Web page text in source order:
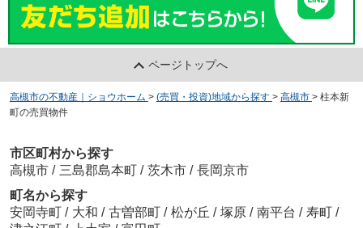
ページトップへ
高槻市の不動産｜ショウホーム > (売買・投資)地域から探す > 高槻市 > 柱本新
町の売買物件
市区町村から探す
高槻市 / 三島郡島本町 / 茨木市 / 長岡京市
町名から探す
安岡寺町 / 大和 / 古曽部町 / 松が丘 / 塚原 / 南平台 / 寿町 /